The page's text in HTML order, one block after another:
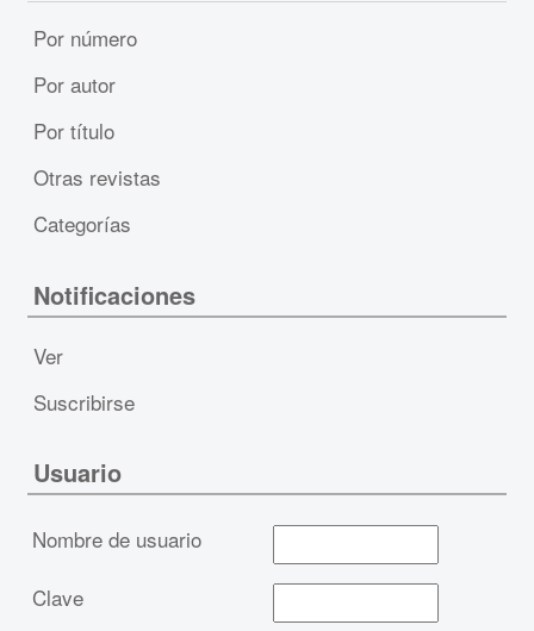
Por número
Por autor
Por título
Otras revistas
Categorías
Notificaciones
Ver
Suscribirse
Usuario
Nombre de usuario
Clave